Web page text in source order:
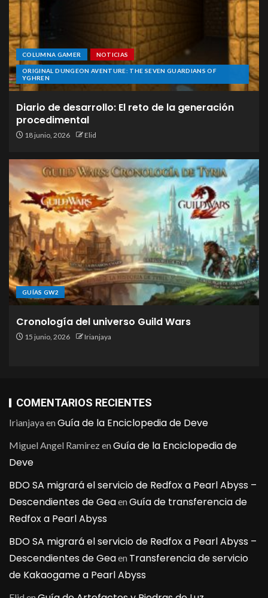
COLUMNA GAMER NOTICIAS
ORIGINAL DUNGEON AVENTURE: THE SEVEN GUARDIANS OF
YGHREN
Diario de desarrollo: El reto de la generación
procedimental
18 junio, 2026 Elid
GUÍAS GW2
Cronología del universo Guild Wars
15 junio, 2026 Irianjaya
COMENTARIOS RECIENTES
IrianjayaenGuía de la Enciclopedia de Deve
Miguel Angel RamirezenGuía de la Enciclopedia de
Deve
BDO SA migrará el servicio de Redfox a Pearl Abyss –
Descendientes de GeaenGuía de transferencia de
Redfox a Pearl Abyss
BDO SA migrará el servicio de Redfox a Pearl Abyss –
Descendientes de Geaen Transferencia de servicio
de Kakaogame a Pearl Abyss